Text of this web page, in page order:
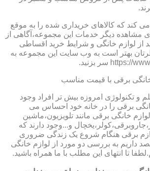
کند که کالاهای خریداری شده را به موقع
مشاهده دیگر خدمات این مجموعه،آگاهی از
از لوازم خانگی و شرایط خرید اقساطی
بهتر است به وب سایت این مجموعه به
برقی با قیمت مناسب
و تکنولوژی امروزه بیش تر افراد وجود
برقی را در خانه خود احساس می
خانگی برقی مانند تلویزیون،ماشین
و...وجود دارند که
برقی هنگام شروع یک زندگی ضروری
داریم به بررسی دو مورد از لوازم خانگی
تا انتهای این مطلب با ما همراه باشید.